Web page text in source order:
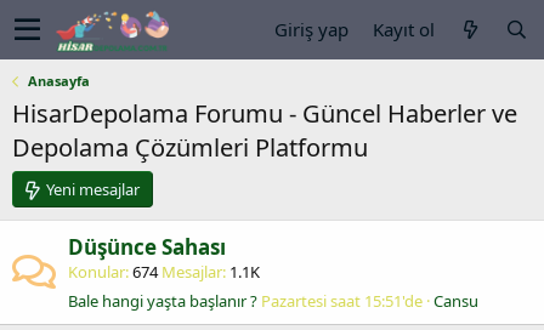
Giriş yap Kayıt ol
Anasayfa
HisarDepolama Forumu - Güncel Haberler ve
Depolama Çözümleri Platformu
Yeni mesajlar
Düşünce Sahası
Konular 674 Mesajlar 1.1K
Bale hangi yaşta başlanır ? Pazartesi saat 15:51'de Cansu